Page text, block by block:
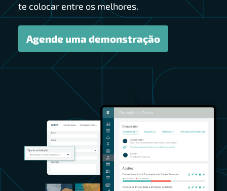
te colocar entre os melhores.
Agende uma demonstração